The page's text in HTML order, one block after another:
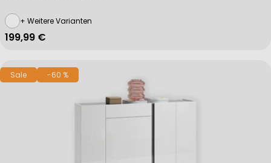
Functional
Advertising
+ Weitere Varianten
Regulärer Preis
199,99 €
Sale -60 %